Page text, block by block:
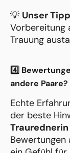
💡 Unser
Vorbereitung
Trauung
4️⃣
andere Paare?
Echte
der beste
Bewertungen